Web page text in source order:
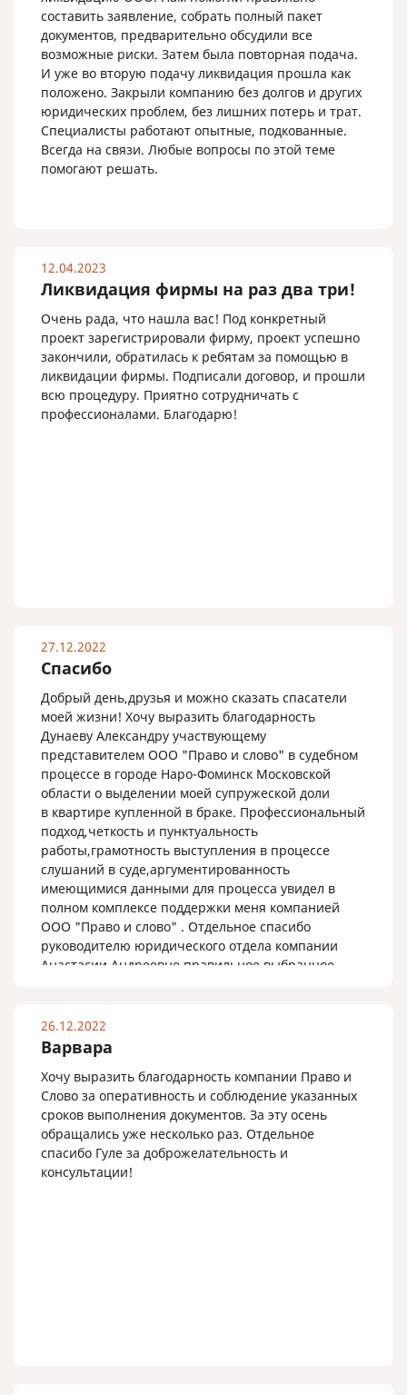
составить заявление, собрать полный пакет
документов, предварительно обсудили все
возможные риски. Затем была повторная подача.
И уже во вторую подачу ликвидация прошла как
положено. Закрыли компанию без долгов и других
юридических проблем, без лишних потерь и трат.
Специалисты работают опытные, подкованные.
Всегда на связи. Любые вопросы по этой теме
помогают решать.
12.04.2023
Ликвидация фирмы на раз два три!
Очень рада, что нашла вас! Под конкретный
проект зарегистрировали фирму, проект успешно
закончили, обратилась к ребятам за помощью в
ликвидации фирмы. Подписали договор, и прошли
всю процедуру. Приятно сотрудничать с
профессионалами. Благодарю!
27.12.2022
Спасибо
Добрый день,друзья и можно сказать спасатели
моей жизни! Хочу выразить благодарность
Дунаеву Александру участвующему
представителем ООО "Право и слово" в судебном
процессе в городе Наро-Фоминск Московской
области о выделении моей супружеской доли
в квартире купленной в браке. Профессиональный
подход,четкость и пунктуальность
работы,грамотность выступления в процессе
слушаний в суде,аргументированность
имеющимися данными для процесса увидел в
полном комплексе поддержки меня компанией
ООО "Право и слово" . Отдельное спасибо
руководителю юридического отдела компании
Анастасии Андреевне,правильное выбранное
реализующие работу в суде, спасибо Вам
огромное!!!!!!!
Процветания и благополучия Вашей
компании!!!!!!!!!!!!
26.12.2022
Варвара
Хочу выразить благодарность компании Право и
Слово за оперативность и соблюдение указанных
сроков выполнения документов. За эту осень
обращались уже несколько раз. Отдельное
спасибо Гуле за доброжелательность и
консультации!